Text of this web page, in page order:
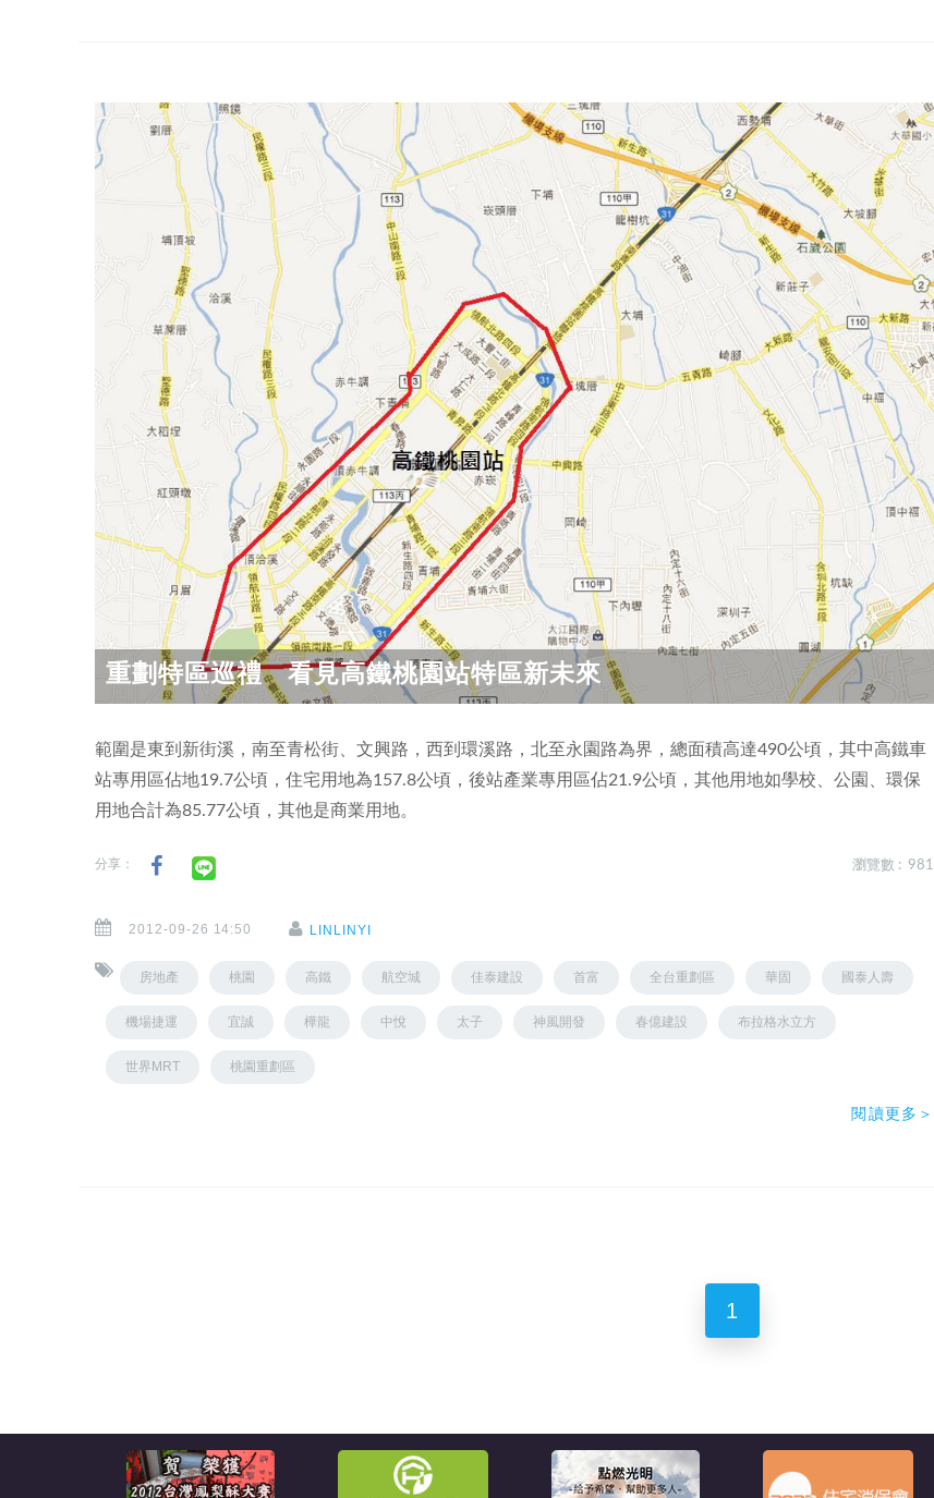
重劃特區巡禮 看見高鐵桃園站特區新未來
範圍是東到新街溪，南至青松街、文興路，西到環溪路，北至永園路為界，總面積高達490公頃，其中高鐵車
站專用區佔地19.7公頃，住宅用地為157.8公頃，後站產業專用區佔21.9公頃，其他用地如學校、公園、環保
用地合計為85.77公頃，其他是商業用地。
分享： 瀏覽數 : 981
2012-09-26 14:50 LINLINYI
房地產 桃園 高鐵 航空城 佳泰建設 首富 全台重劃區 華固 國泰人壽
機場捷運 宜誠 樺龍 中悅 太子 神風開發 春億建設 布拉格水立方
世界MRT 桃園重劃區
閱讀更多＞
1